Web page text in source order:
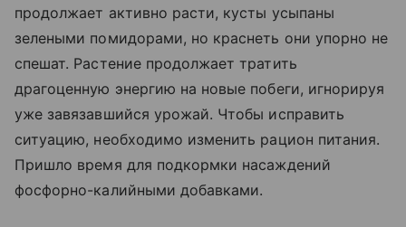
продолжает активно расти, кусты усыпаны
зелеными помидорами, но краснеть они упорно не
спешат. Растение продолжает тратить
драгоценную энергию на новые побеги, игнорируя
уже завязавшийся урожай. Чтобы исправить
ситуацию, необходимо изменить рацион питания.
Пришло время для подкормки насаждений
фосфорно-калийными добавками.